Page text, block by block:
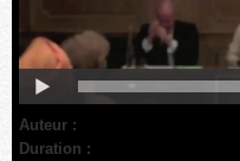
Auteur :
Duration :